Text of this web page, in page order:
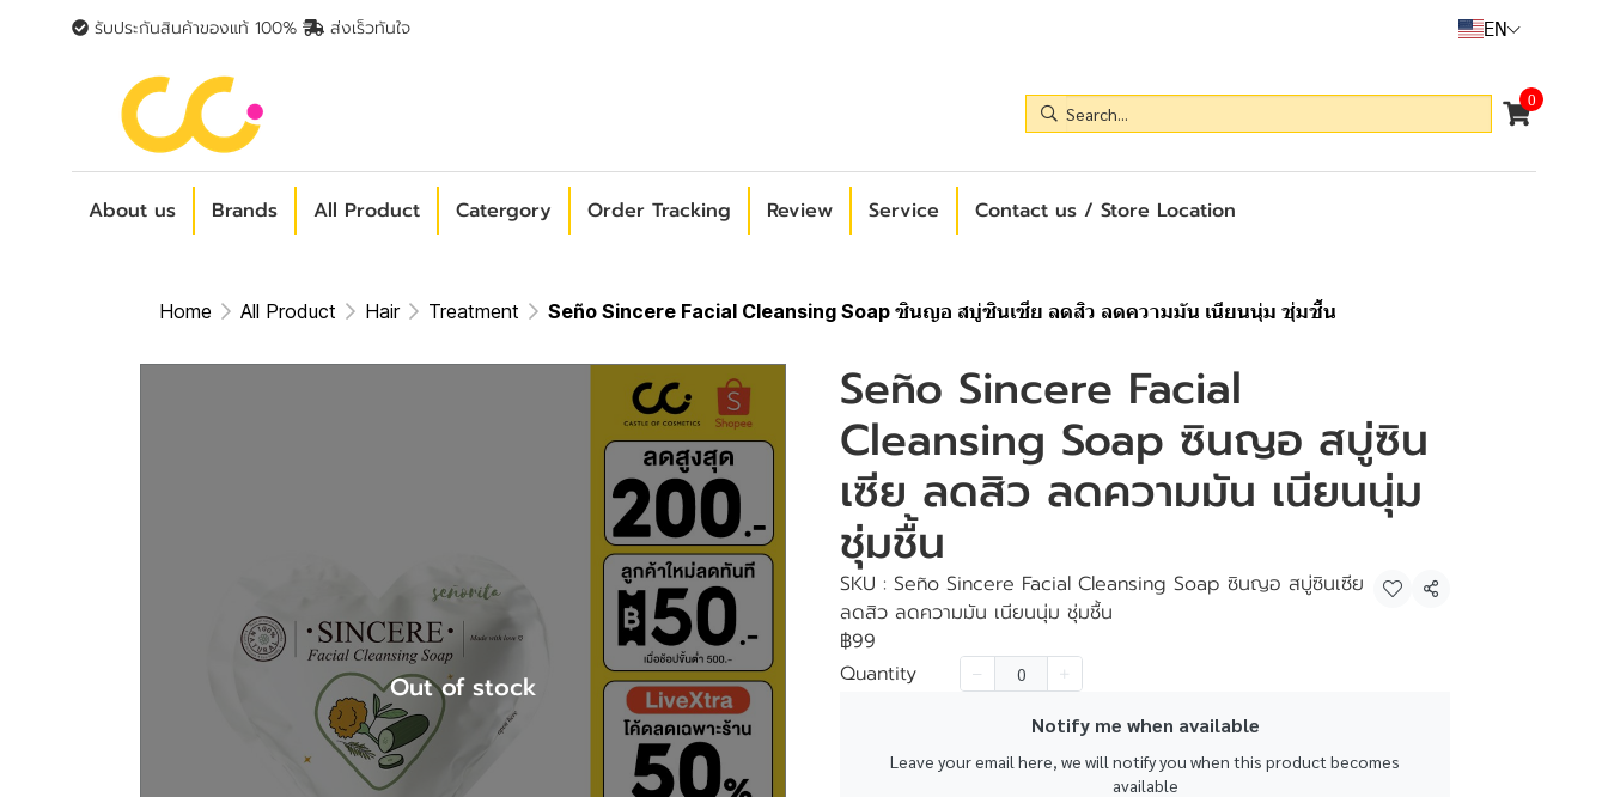
รับประกันสินค้าของแท้ 100% ส่งเร็วทันใจ EN
0
About us Brands All Product Catergory Order Tracking Review Service Contact us / Store Location
Home All Product Hair Treatment Seño Sincere Facial Cleansing Soap ซินญอ สบู่ซินเซีย ลดสิว ลดความมัน เนียนนุ่ม ชุ่มชื้น
Out of stock
Seño Sincere Facial
Cleansing Soap ซินญอ สบู่ซิน
เซีย ลดสิว ลดความมัน เนียนนุ่ม
ชุ่มชื้น
SKU : Seño Sincere Facial Cleansing Soap ซินญอ สบู่ซินเซีย
ลดสิว ลดความมัน เนียนนุ่ม ชุ่มชื้น
Share
฿99
Quantity
Notify me when available
Leave your email here, we will notify you when this product becomes
available